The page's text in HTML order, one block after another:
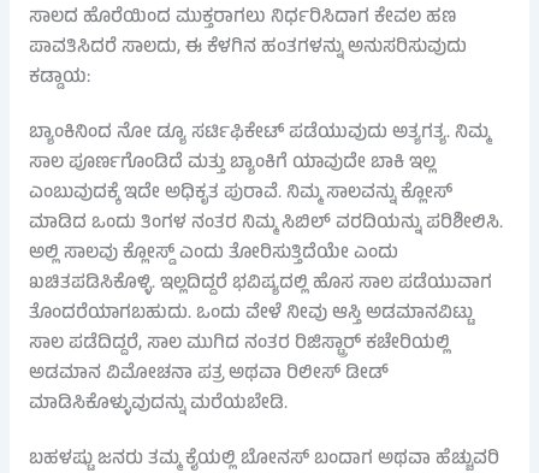
ಸಾಲದ ಹೊರೆಯಿಂದ ಮುಕ್ತರಾಗಲು ನಿರ್ಧರಿಸಿದಾಗ ಕೇವಲ ಹಣ
ಪಾವತಿಸಿದರೆ ಸಾಲದು, ಈ ಕೆಳಗಿನ ಹಂತಗಳನ್ನು ಅನುಸರಿಸುವುದು
ಕಡ್ಡಾಯ:
ಬ್ಯಾಂಕಿನಿಂದ ನೋ ಡ್ಯೂ ಸರ್ಟಿಫಿಕೇಟ್ ಪಡೆಯುವುದು ಅತ್ಯಗತ್ಯ. ನಿಮ್ಮ
ಸಾಲ ಪೂರ್ಣಗೊಂಡಿದೆ ಮತ್ತು ಬ್ಯಾಂಕಿಗೆ ಯಾವುದೇ ಬಾಕಿ ಇಲ್ಲ
ಎಂಬುವುದಕ್ಕೆ ಇದೇ ಅಧಿಕೃತ ಪುರಾವೆ. ನಿಮ್ಮ ಸಾಲವನ್ನು ಕ್ಲೋಸ್
ಮಾಡಿದ ಒಂದು ತಿಂಗಳ ನಂತರ ನಿಮ್ಮ ಸಿಬಿಲ್ ವರದಿಯನ್ನು ಪರಿಶೀಲಿಸಿ.
ಅಲ್ಲಿ ಸಾಲವು ಕ್ಲೋಸ್ಡ್ ಎಂದು ತೋರಿಸುತ್ತಿದೆಯೇ ಎಂದು
ಖಚಿತಪಡಿಸಿಕೊಳ್ಳಿ. ಇಲ್ಲದಿದ್ದರೆ ಭವಿಷ್ಯದಲ್ಲಿ ಹೊಸ ಸಾಲ ಪಡೆಯುವಾಗ
ತೊಂದರೆಯಾಗಬಹುದು. ಒಂದು ವೇಳೆ ನೀವು ಆಸ್ತಿ ಅಡಮಾನವಿಟ್ಟು
ಸಾಲ ಪಡೆದಿದ್ದರೆ, ಸಾಲ ಮುಗಿದ ನಂತರ ರಿಜಿಸ್ಟ್ರಾರ್ ಕಚೇರಿಯಲ್ಲಿ
ಅಡಮಾನ ವಿಮೋಚನಾ ಪತ್ರ ಅಥವಾ ರಿಲೀಸ್ ಡೀಡ್
ಮಾಡಿಸಿಕೊಳ್ಳುವುದನ್ನು ಮರೆಯಬೇಡಿ.
ಬಹಳಷ್ಟು ಜನರು ತಮ್ಮ ಕೈಯಲ್ಲಿ ಬೋನಸ್ ಬಂದಾಗ ಅಥವಾ ಹೆಚ್ಚುವರಿ